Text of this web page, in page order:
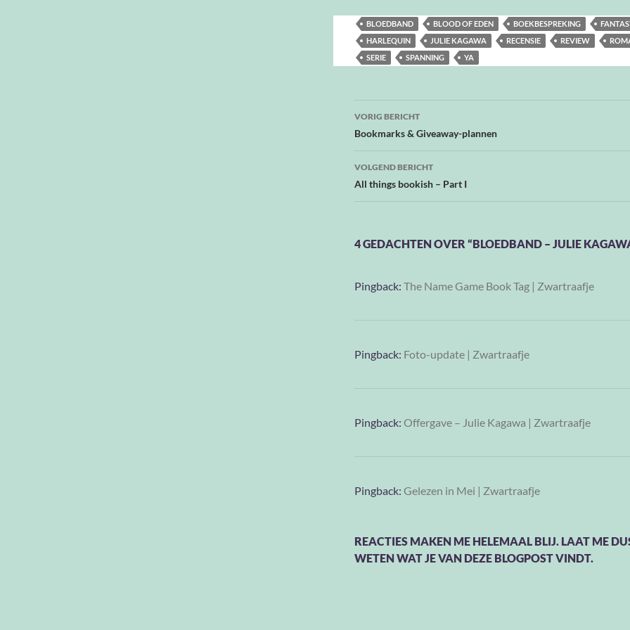
BLOEDBAND BLOOD OF EDEN BOEKBESPREKING
HARLEQUIN
JULIE KAGAWA RECENSIE REVIEW
SERIE
SPANNING YA
Bericht
navigatie
VORIG BERICHT
Bookmarks & Giveaway-plannen
VOLGEND BERICHT
All things bookish – Part I
4 GEDACHTEN OVER “BLOEDBAND – JULIE
Pingback: The Name Game Book Tag | Zwartraafje
Pingback: Foto-update | Zwartraafje
Pingback: Offergave – Julie Kagawa | Zwartraafje
Pingback: Gelezen in Mei | Zwartraafje
REACTIES MAKEN ME HELEMAAL BLIJ. LAAT ME
WETEN WAT JE VAN DEZE BLOGPOST VINDT.